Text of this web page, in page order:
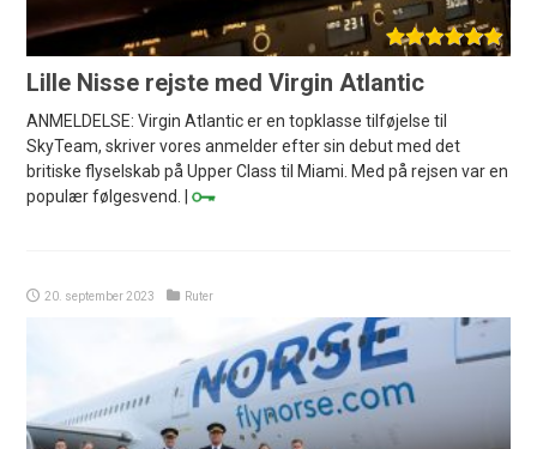
Lille Nisse rejste med Virgin Atlantic
ANMELDELSE: Virgin Atlantic er en topklasse tilføjelse til
SkyTeam, skriver vores anmelder efter sin debut med det
britiske flyselskab på Upper Class til Miami. Med på rejsen var en
populær følgesvend. |
20. september 2023 Ruter